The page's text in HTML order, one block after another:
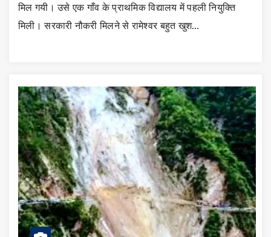
मिल गयी। उसे एक गाँव के प्राथमिक विद्यालय में पहली नियुक्ति
मिली। सरकारी नौकरी मिलने से रामेश्वर बहुत खुश…